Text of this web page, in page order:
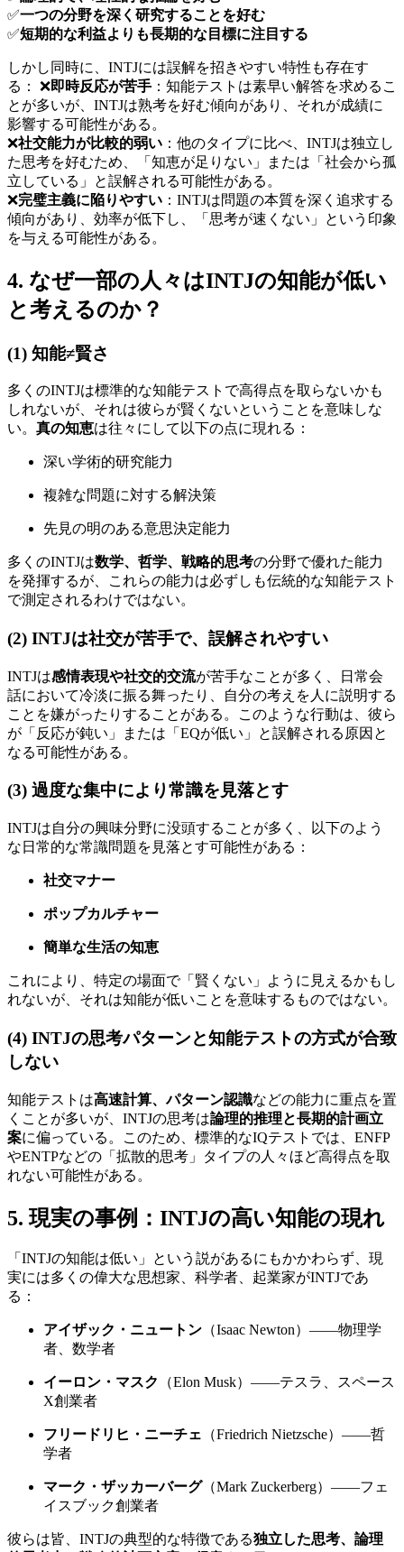
✅一つの分野を深く研究することを好む
✅短期的な利益よりも長期的な目標に注目する
しかし同時に、INTJには誤解を招きやすい特性も存在す
る： ❌即時反応が苦手 ：知能テストは素早い解答を求めるこ
とが多いが、INTJは熟考を好む傾向があり、それが成績に
影響する可能性がある。
❌社交能力が比較的弱い ：他のタイプに比べ、INTJは独立し
た思考を好むため、「知恵が足りない」または「社会から孤
立している」と誤解される可能性がある。
❌完璧主義に陥りやすい ：INTJは問題の本質を深く追求する
傾向があり、効率が低下し、「思考が速くない」という印象
を与える可能性がある。
4. なぜ一部の人々はINTJの知能が低い
と考えるのか？
(1) 知能≠賢さ
多くのINTJは標準的な知能テストで高得点を取らないかも
しれないが、それは彼らが賢くないということを意味しな
い。 真の知恵は往々にして以下の点に現れる：
深い学術的研究能力
複雑な問題に対する解決策
先見の明のある意思決定能力
多くのINTJは数学、哲学、戦略的思考の分野で優れた能力
を発揮するが、これらの能力は必ずしも伝統的な知能テスト
で測定されるわけではない。
(2) INTJは社交が苦手で、誤解されやすい
INTJは感情表現や社交的交流が苦手なことが多く、日常会
話において冷淡に振る舞ったり、自分の考えを人に説明する
ことを嫌がったりすることがある。このような行動は、彼ら
が「反応が鈍い」または「EQが低い」と誤解される原因と
なる可能性がある。
(3) 過度な集中により常識を見落とす
INTJは自分の興味分野に没頭することが多く、以下のよう
な日常的な常識問題を見落とす可能性がある：
社交マナー
ポップカルチャー
簡単な生活の知恵
これにより、特定の場面で「賢くない」ように見えるかもし
れないが、それは知能が低いことを意味するものではない。
(4) INTJの思考パターンと知能テストの方式が合致
しない
知能テストは高速計算、パターン認識などの能力に重点を置
くことが多いが、INTJの思考は論理的推理と長期的計画立
案に偏っている。このため、標準的なIQテストでは、ENFP
やENTPなどの「拡散的思考」タイプの人々ほど高得点を取
れない可能性がある。
5. 現実の事例：INTJの高い知能の現れ
「INTJの知能は低い」という説があるにもかかわらず、現
実には多くの偉大な思想家、科学者、起業家がINTJであ
る：
アイザック・ニュートン （Isaac Newton）——物理学
者、数学者
イーロン・マスク
（Elon Musk）——テスラ、スペース
X創業者
フリードリヒ・ニーチェ （Friedrich Nietzsche）——哲
学者
マーク・ザッカーバーグ（Mark Zuckerberg）——フェ
イスブック創業者
彼らは皆、INTJの典型的な特徴である独立した思考、論理